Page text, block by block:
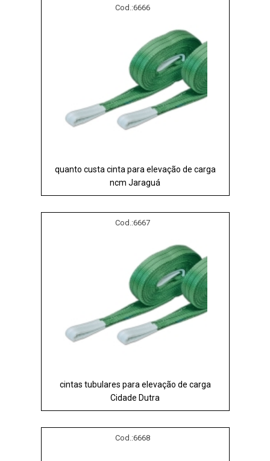
Cod.:6666
quanto custa cinta para elevação de carga
ncm Jaraguá
Cod.:6667
cintas tubulares para elevação de carga
Cidade Dutra
Cod.:6668